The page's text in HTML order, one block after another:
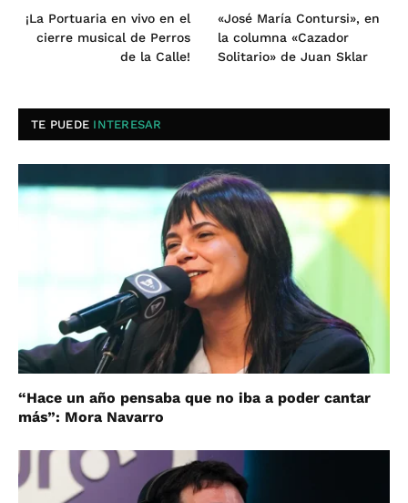
¡La Portuaria en vivo en el
cierre musical de Perros
de la Calle!
«José María Contursi», en
la columna «Cazador
Solitario» de Juan Sklar
TE PUEDE INTERESAR
“Hace un año pensaba que no iba a poder cantar
más”: Mora Navarro